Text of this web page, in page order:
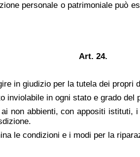
personale o patrimoniale può
Art. 24.
in giudizio per la tutela dei propri
inviolabile in ogni stato e grado del
non abbienti, con appositi istituti,
le condizioni e i modi per la